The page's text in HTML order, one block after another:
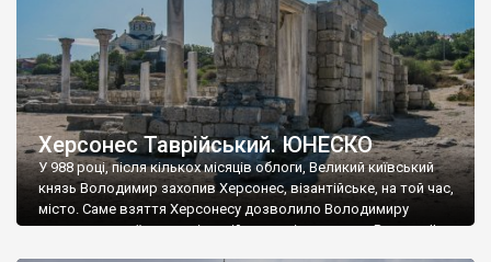
Херсонес Таврійський. ЮНЕСКО
У 988 році, після кількох місяців облоги, Великий київський
князь Володимир захопив Херсонес, візантійське, на той час,
місто. Саме взяття Херсонесу дозволило Володимиру
диктувати свої умови візантійському імператору Василю ІІ, та